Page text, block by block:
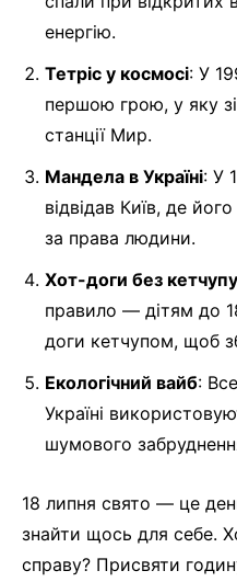
енергію.
Тетріс у космосі: У
першою грою, у яку
станції Мир.
Мандела в Україні: У
відвідав Київ, де
за права людини.
Хот-доги без кетчупу
правило — дітям до
доги кетчупом, щоб
Екологічний вайб:
Україні
шумового
18 липня свято — це
знайти щось для себе.
справу? Присвяти